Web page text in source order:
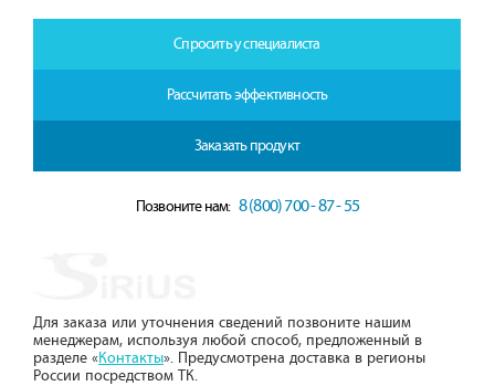
Спросить у специалиста
Рассчитать эффективность
Заказать продукт
Позвоните нам: 8 (800) 700 - 87 - 55
Для заказа или уточнения сведений позвоните нашим
менеджерам, используя любой способ, предложенный в
разделе «Контакты». Предусмотрена доставка в регионы
России посредством ТК.